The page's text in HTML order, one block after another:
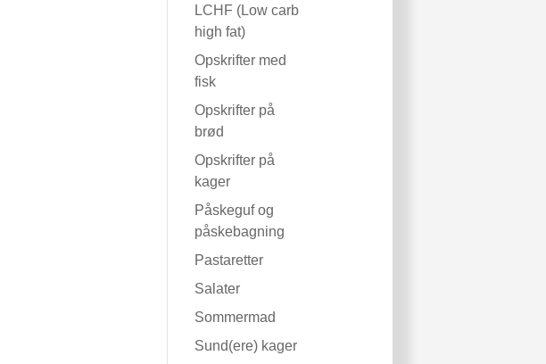
LCHF (Low carb
high fat)
Opskrifter med
fisk
Opskrifter på
brød
Opskrifter på
kager
Påskeguf og
påskebagning
Pastaretter
Salater
Sommermad
Sund(ere) kager